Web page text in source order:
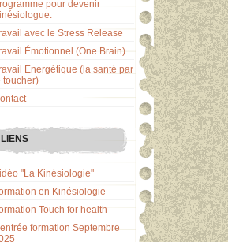
pour devenir
avec le Stress Release
Émotionnel (One Brain)
Energétique (la santé par
toucher)
LIENS
"La Kinésiologie"
en Kinésiologie
Touch for health
formation Septembre